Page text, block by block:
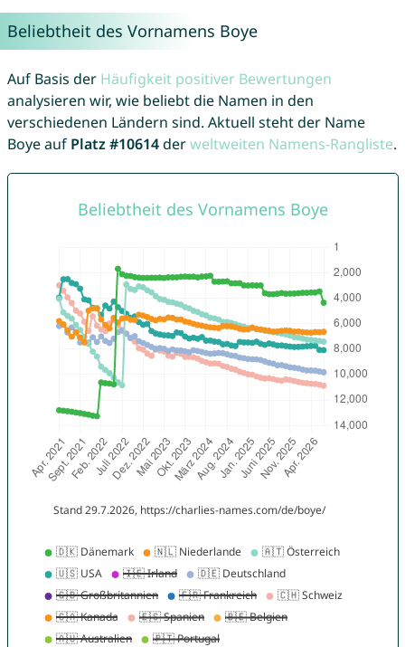
Beliebtheit des Vornamens Boye
Auf Basis der Häufigkeit positiver Bewertungen
analysieren wir, wie beliebt die Namen in den
verschiedenen Ländern sind. Aktuell steht der Name
Boye auf Platz #10614derweltweiten Namens-Rangliste.